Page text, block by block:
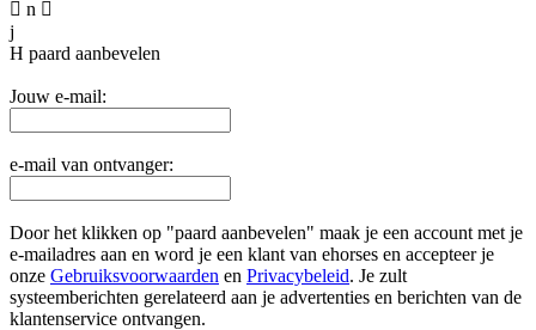
 n 
j
H paard aanbevelen
Jouw e-mail:
e-mail van ontvanger:
Door het klikken op "paard aanbevelen" maak je een account met je
e-mailadres aan en word je een klant van ehorses en accepteer je
onze Gebruiksvoorwaarden en Privacybeleid. Je zult
systeemberichten gerelateerd aan je advertenties en berichten van de
klantenservice ontvangen.